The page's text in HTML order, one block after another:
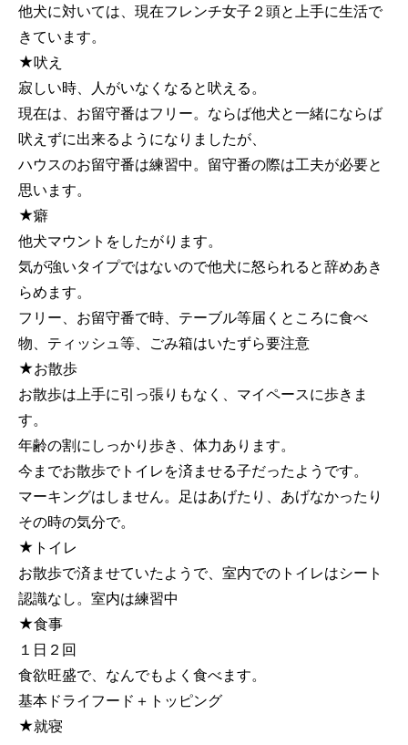
他犬に対いては、現在フレンチ女子２頭と上手に生活で
きています。
★吠え
寂しい時、人がいなくなると吠える。
現在は、お留守番はフリー。ならば他犬と一緒にならば
吠えずに出来るようになりましたが、
ハウスのお留守番は練習中。留守番の際は工夫が必要と
思います。
★癖
他犬マウントをしたがります。
気が強いタイプではないので他犬に怒られると辞めあき
らめます。
フリー、お留守番で時、テーブル等届くところに食べ
物、ティッシュ等、ごみ箱はいたずら要注意
★お散歩
お散歩は上手に引っ張りもなく、マイペースに歩きま
す。
年齢の割にしっかり歩き、体力あります。
今までお散歩でトイレを済ませる子だったようです。
マーキングはしません。足はあげたり、あげなかったり
その時の気分で。
★トイレ
お散歩で済ませていたようで、室内でのトイレはシート
認識なし。室内は練習中
★食事
１日２回
食欲旺盛で、なんでもよく食べます。
基本ドライフード＋トッピング
★就寝